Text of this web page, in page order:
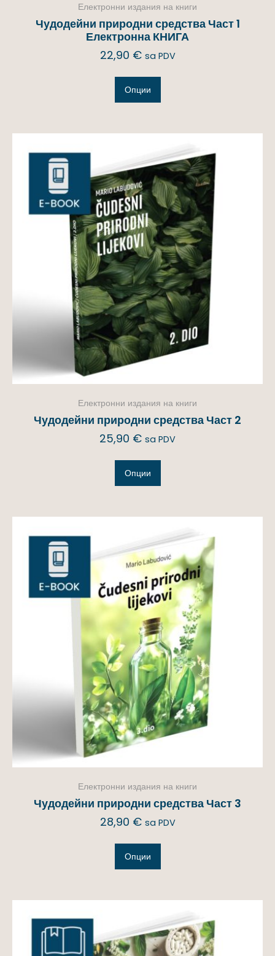
Електронни издания на книги
Чудодейни природни средства Част 1
Електронна КНИГА
22,90 € sa PDV
Опции
Електронни издания на книги
Чудодейни природни средства Част 2
25,90 € sa PDV
Опции
Електронни издания на книги
Чудодейни природни средства Част 3
28,90 € sa PDV
Опции